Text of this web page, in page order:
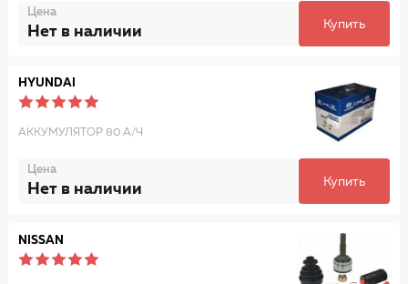
Цена
Нет в наличии Купить
HYUNDAI
АККУМУЛЯТОР 80 А/Ч
Цена
Нет в наличии Купить
NISSAN